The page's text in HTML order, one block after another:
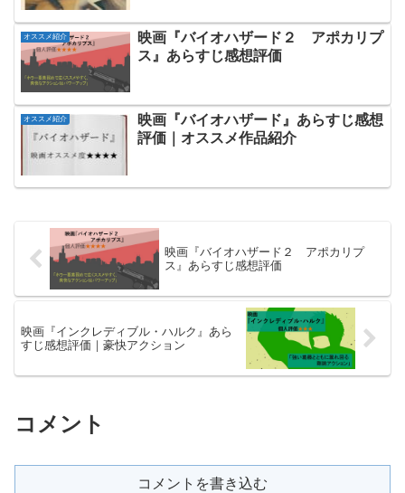
オススメ紹介
映画『バイオハザード２ アポカリプ
ス』あらすじ感想評価
オススメ紹介
映画『バイオハザード』あらすじ感想
評価｜オススメ作品紹介
映画『バイオハザード２ アポカリプ
ス』あらすじ感想評価
映画『インクレディブル・ハルク』あら
すじ感想評価｜豪快アクション
コメント
コメントを書き込む